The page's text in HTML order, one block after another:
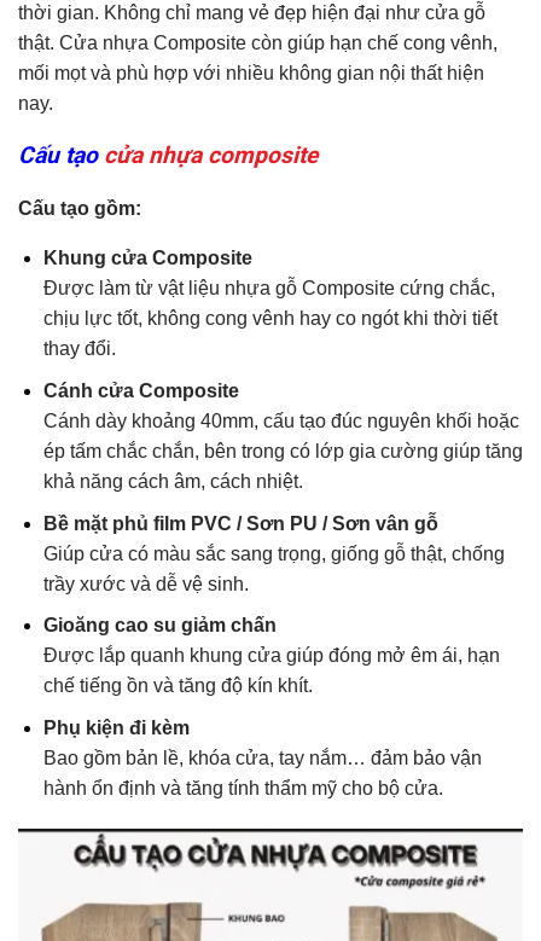
thời gian. Không chỉ mang vẻ đẹp hiện đại như cửa gỗ
thật. Cửa nhựa Composite còn giúp hạn chế cong vênh,
mối mọt và phù hợp với nhiều không gian nội thất hiện
nay.
Cấu tạo cửa nhựa composite
Cấu tạo gồm:
Khung cửa Composite
Được làm từ vật liệu nhựa gỗ Composite cứng chắc,
chịu lực tốt, không cong vênh hay co ngót khi thời tiết
thay đổi.
Cánh cửa Composite
Cánh dày khoảng 40mm, cấu tạo đúc nguyên khối hoặc
ép tấm chắc chắn, bên trong có lớp gia cường giúp tăng
khả năng cách âm, cách nhiệt.
Bề mặt phủ film PVC / Sơn PU / Sơn vân gỗ
Giúp cửa có màu sắc sang trọng, giống gỗ thật, chống
trầy xước và dễ vệ sinh.
Gioăng cao su giảm chấn
Được lắp quanh khung cửa giúp đóng mở êm ái, hạn
chế tiếng ồn và tăng độ kín khít.
Phụ kiện đi kèm
Bao gồm bản lề, khóa cửa, tay nắm… đảm bảo vận
hành ổn định và tăng tính thẩm mỹ cho bộ cửa.